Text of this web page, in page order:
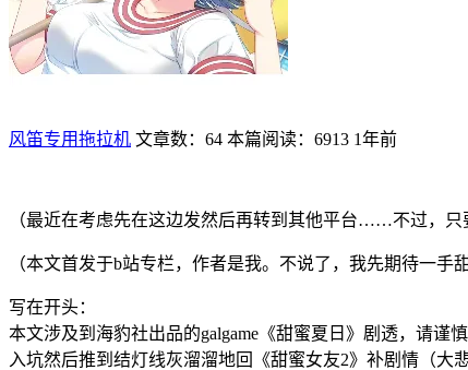
风笛专用拖拉机 文章数：64 本篇阅读：6913 1年前
（最近在考虑先在这边发然后再转到其他平台……不过，只
（本文首发于b站专栏，作者是我。不说了，我先期待一手
写在开头：
本文涉及到海豹社出品的galgame《甜蜜夏日》剧透，请谨
入坑然后推到结灯线灰溜溜地回《甜蜜女友2》补剧情（大